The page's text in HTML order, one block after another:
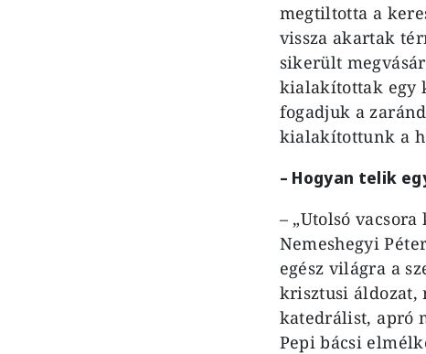
megtiltotta a
vissza akartak
sikerült
kialakítottak egy
fogadjuk a
kialakítottunk a
– Hogyan telik
– „Utolsó
Nemeshegyi
egész világra a
krisztusi áldozat,
katedrálist, apró
Pepi bácsi